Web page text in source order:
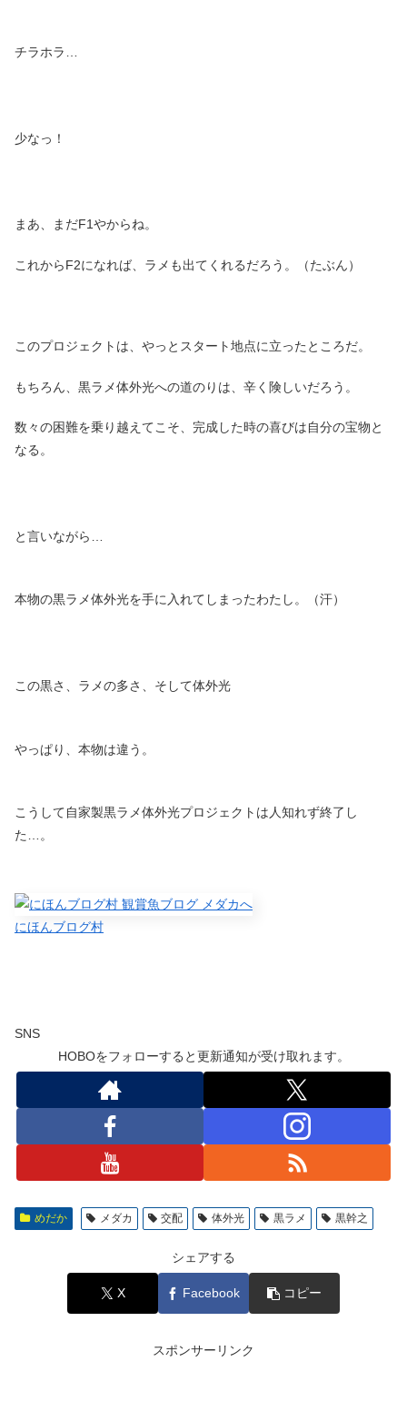
チラホラ…
少なっ！
まあ、まだF1やからね。
これからF2になれば、ラメも出てくれるだろう。（たぶん）
このプロジェクトは、やっとスタート地点に立ったところだ。
もちろん、黒ラメ体外光への道のりは、辛く険しいだろう。
数々の困難を乗り越えてこそ、完成した時の喜びは自分の宝物と
なる。
と言いながら…
本物の黒ラメ体外光を手に入れてしまったわたし。（汗）
この黒さ、ラメの多さ、そして体外光
やっぱり、本物は違う。
こうして自家製黒ラメ体外光プロジェクトは人知れず終了し
た…。
にほんブログ村
SNS
HOBOをフォローすると更新通知が受け取れます。
めだか メダカ 交配 体外光 黒ラメ 黒幹之
シェアする
X Facebook コピー
スポンサーリンク